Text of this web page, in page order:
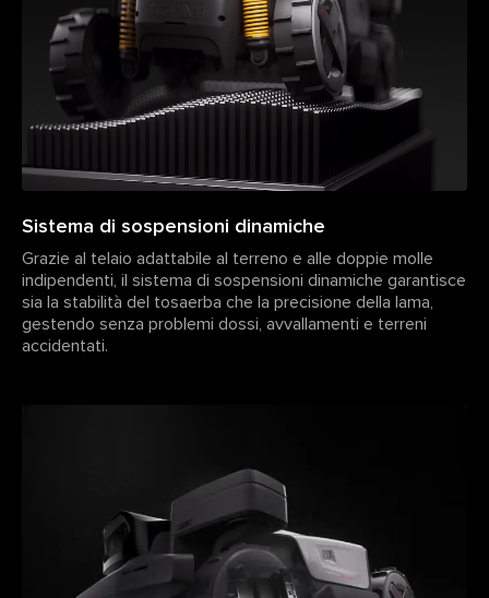
Sistema di sospensioni dinamiche
Grazie al telaio adattabile al terreno e alle doppie molle
indipendenti, il sistema di sospensioni dinamiche garantisce
sia la stabilità del tosaerba che la precisione della lama,
gestendo senza problemi dossi, avvallamenti e terreni
accidentati.